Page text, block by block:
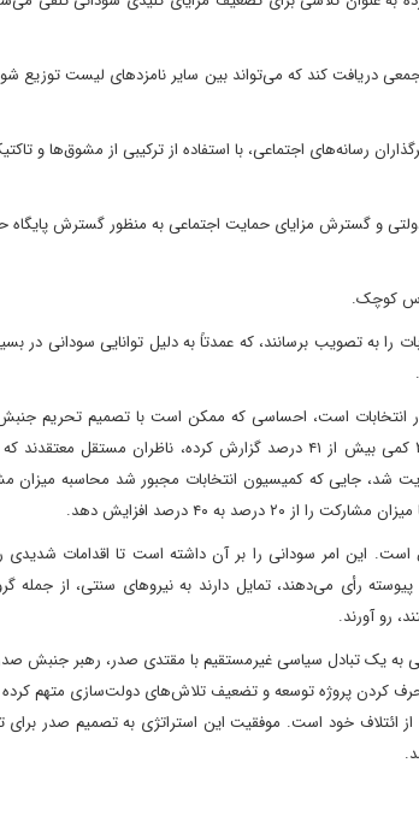
دریافت کند که می‌تواند بین سایر نامزدهای لیست توزیع
رسانه‌های اجتماعی، با استفاده از ترکیبی از مشوق‌ها و
و گسترش مزایای حمایت اجتماعی به منظور گسترش پایگاه
کوچک.
را به تصویب برسانند، که عمدتاً به دلیل توانایی سودانی در
انتخابات است، احساسی که ممکن است با تصمیم تحریم
تشدید شود. در حالی که آمار رسمی میزان مشارکت رأی‌دهندگان را در انتخابات مه ۲۰۲۱ کمی بیش از ۴۱ درصد گزارش کرده، ناظران
اخیر تقویت شد، جایی که کمیسیون انتخابات مجبور شد محاسبه میزان
به ۴۰ درصد افزایش دهد.
این امر سودانی را بر آن داشته است تا اقدامات شدیدی
رأی می‌دهند، تمایل دارند به نیروهای سنتی، از جمله
رو آورند.
به یک تبادل سیاسی غیرمستقیم با مقتدی صدر، رهبر جنبش
کردن پروژه توسعه و تضعیف تلاش‌های دولت‌سازی متهم
ائتلاف خود است. موفقیت این استراتژی به تصمیم صدر برای